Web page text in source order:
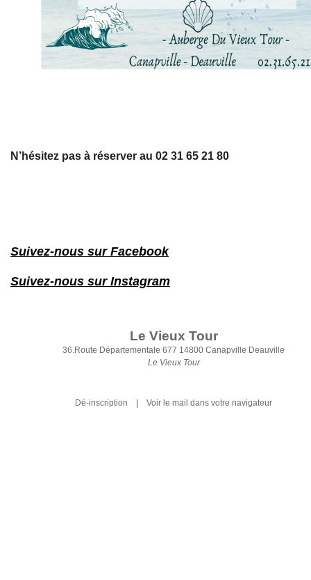
N’hésitez pas à réserver au 02 31 65 21 80
Suivez-nous sur Facebook
Suivez-nous sur Instagram
Le Vieux Tour
36.Route Départementale 677 14800 Canapville Deauville
Le Vieux Tour
Dé-inscription Voir le mail dans votre navigateur